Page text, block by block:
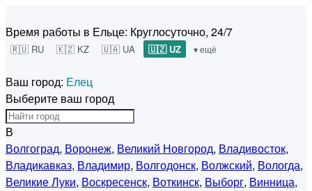
Время работы в Ельце: Круглосуточно, 24/7
🇷🇺 RU 🇰🇿 KZ 🇺🇦 UA 🇺🇿 UZ ▾ ещё
Ваш город: Елец
Выберите ваш город
В
Волгоград, Воронеж, Великий Новгород, Владивосток,
Владикавказ, Владимир, Волгодонск, Волжский, Вологда,
Великие Луки, Воскресенск, Воткинск, Выборг, Винница,